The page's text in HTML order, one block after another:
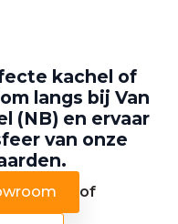
kachel of
langs bij Van
(NB) en ervaar
van onze
of